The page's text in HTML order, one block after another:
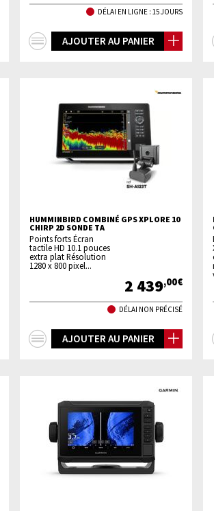
DÉLAI EN LIGNE : 15 JOURS
AJOUTER AU PANIER
HUMMINBIRD COMBINÉ GPS XPLORE 10
CHIRP 2D SONDE TA
Points forts Écran
tactile HD 10.1 pouces
extra plat Résolution
1280 x 800 pixel...
2 439,00€
DÉLAI NON PRÉCISÉ
AJOUTER AU PANIER